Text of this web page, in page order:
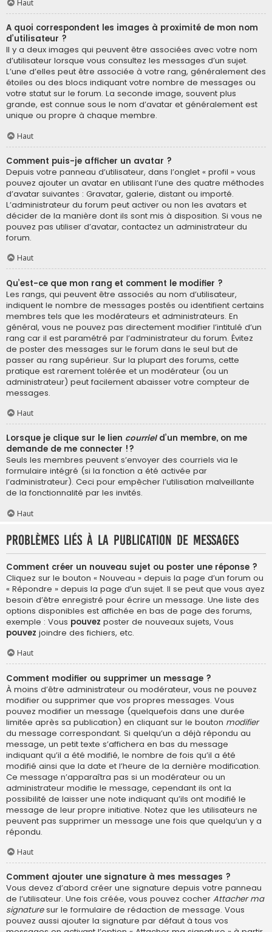
Haut
A quoi correspondent les images à proximité de mon nom
d’utilisateur ?
Il y a deux images qui peuvent être associées avec votre nom
d’utilisateur lorsque vous consultez les messages d’un sujet.
L’une d’elles peut être associée à votre rang, généralement des
étoiles ou des blocs indiquant votre nombre de messages ou
votre statut sur le forum. La seconde image, souvent plus
grande, est connue sous le nom d’avatar et généralement est
unique ou propre à chaque membre.
Haut
Comment puis-je afficher un avatar ?
Depuis votre panneau d’utilisateur, dans l’onglet « profil » vous
pouvez ajouter un avatar en utilisant l’une des quatre méthodes
d’avatar suivantes : Gravatar, galerie, distant ou importé.
L’administrateur du forum peut activer ou non les avatars et
décider de la manière dont ils sont mis à disposition. Si vous ne
pouvez pas utiliser d’avatar, contactez un administrateur du
forum.
Haut
Qu’est-ce que mon rang et comment le modifier ?
Les rangs, qui peuvent être associés au nom d’utilisateur,
indiquent le nombre de messages postés ou identifient certains
membres tels que les modérateurs et administrateurs. En
général, vous ne pouvez pas directement modifier l’intitulé d’un
rang car il est paramétré par l’administrateur du forum. Évitez
de poster des messages sur le forum dans le seul but de
passer au rang supérieur. Sur la plupart des forums, cette
pratique est rarement tolérée et un modérateur (ou un
administrateur) peut facilement abaisser votre compteur de
messages.
Haut
Lorsque je clique sur le lien courrield’un membre, on me
demande de me connecter !?
Seuls les membres peuvent s’envoyer des courriels via le
formulaire intégré (si la fonction a été activée par
l’administrateur). Ceci pour empêcher l’utilisation malveillante
de la fonctionnalité par les invités.
Haut
Problèmes liés à la publication de messages
Comment créer un nouveau sujet ou poster une réponse ?
Cliquez sur le bouton « Nouveau » depuis la page d’un forum ou
« Répondre » depuis la page d’un sujet. Il se peut que vous ayez
besoin d’être enregistré pour écrire un message. Une liste des
options disponibles est affichée en bas de page des forums,
exemple : Vous pouvez poster de nouveaux sujets, Vous
pouvez joindre des fichiers, etc.
Haut
Comment modifier ou supprimer un message ?
À moins d’être administrateur ou modérateur, vous ne pouvez
modifier ou supprimer que vos propres messages. Vous
pouvez modifier un message (quelquefois dans une durée
limitée après sa publication) en cliquant sur le bouton modifier
du message correspondant. Si quelqu’un a déjà répondu au
message, un petit texte s’affichera en bas du message
indiquant qu’il a été modifié, le nombre de fois qu’il a été
modifié ainsi que la date et l’heure de la dernière modification.
Ce message n’apparaîtra pas si un modérateur ou un
administrateur modifie le message, cependant ils ont la
possibilité de laisser une note indiquant qu’ils ont modifié le
message de leur propre initiative. Notez que les utilisateurs ne
peuvent pas supprimer un message une fois que quelqu’un y a
répondu.
Haut
Comment ajouter une signature à mes messages ?
Vous devez d’abord créer une signature depuis votre panneau
de l’utilisateur. Une fois créée, vous pouvez cocher Attacher ma
signaturesur le formulaire de rédaction de message. Vous
pouvez aussi ajouter la signature par défaut à tous vos